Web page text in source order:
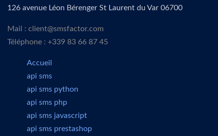
126 avenue Léon Bérenger St Laurent du Var 06700
Mail : client@smsfactor.com
Téléphone : +339 83 66 87 45
Accueil
api sms
api sms python
api sms php
api sms javascript
api sms prestashop